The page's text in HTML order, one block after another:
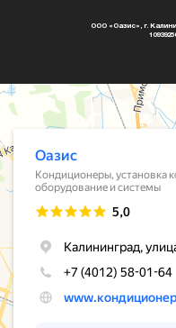
ООО «Оазис», г.